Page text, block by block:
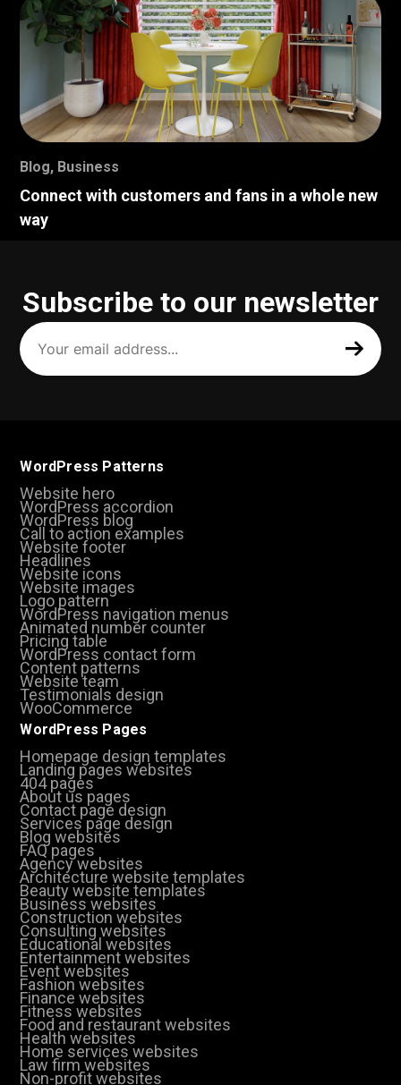
Blog, Business
Connect with customers and fans in a whole new
way
Subscribe to our newsletter
Your
email
address
(Required)
WordPress Patterns
Website hero
WordPress accordion
WordPress blog
Call to action examples
Website footer
Headlines
Website icons
Website images
Logo pattern
WordPress navigation menus
Animated number counter
Pricing table
WordPress contact form
Content patterns
Website team
Testimonials design
WooCommerce
WordPress Pages
Homepage design templates
Landing pages websites
404 pages
About us pages
Contact page design
Services page design
Blog websites
FAQ pages
Agency websites
Architecture website templates
Beauty website templates
Business websites
Construction websites
Consulting websites
Educational websites
Entertainment websites
Event websites
Fashion websites
Finance websites
Fitness websites
Food and restaurant websites
Health websites
Home services websites
Law firm websites
Non-profit websites